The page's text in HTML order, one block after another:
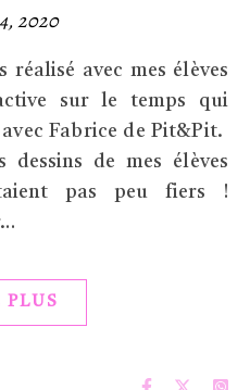
2020
sur le temps qui
Fabrice de Pit&Pit.
de mes élèves
pas peu fiers !
PLUS